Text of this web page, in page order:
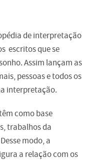
de interpretação
escritos que se
Assim lançam as
pessoas e todos os
interpretação.
como base
trabalhos da
modo, a
a relação com os